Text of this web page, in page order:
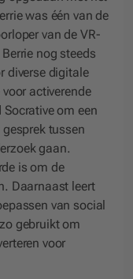
was één van de
van de VR-
nog steeds
diverse digitale
activerende
om een
tussen
gaan.
is om de
Daarnaast leert
van social
gebruikt om
voor